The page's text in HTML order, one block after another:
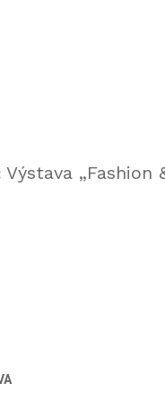
Výstava „Fashion